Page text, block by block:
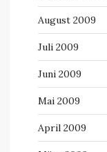
August 2009
Juli 2009
Juni 2009
Mai 2009
April 2009